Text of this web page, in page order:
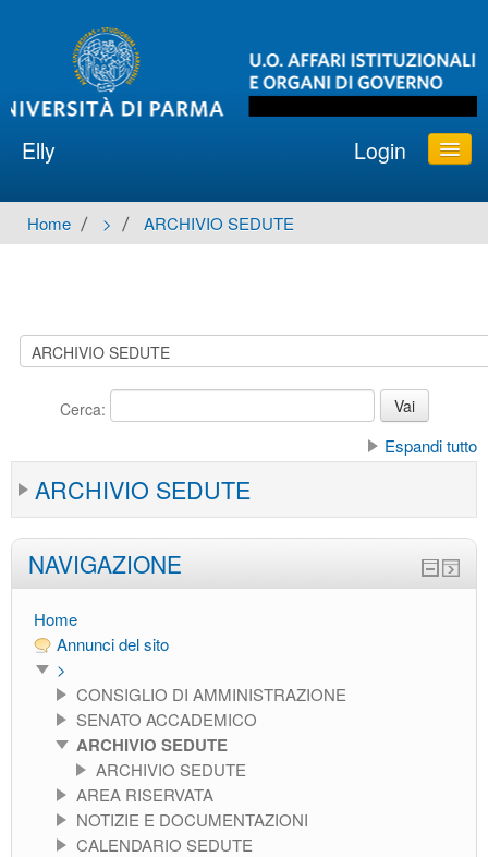
Elly
Login
ATENEO e ORGANI
Italiano ‎(it)‎
Home → > → ARCHIVIO SEDUTE
Cerca:
Espandi tutto
ARCHIVIO SEDUTE
NAVIGAZIONE
Home
Annunci del sito
>
CONSIGLIO DI AMMINISTRAZIONE
SENATO ACCADEMICO
ARCHIVIO SEDUTE
ARCHIVIO SEDUTE
AREA RISERVATA
NOTIZIE E DOCUMENTAZIONI
CALENDARIO SEDUTE